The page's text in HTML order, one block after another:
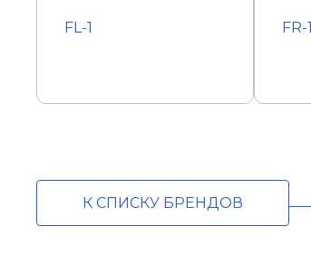
FL-1 FR-1
К СПИСКУ БРЕНДОВ